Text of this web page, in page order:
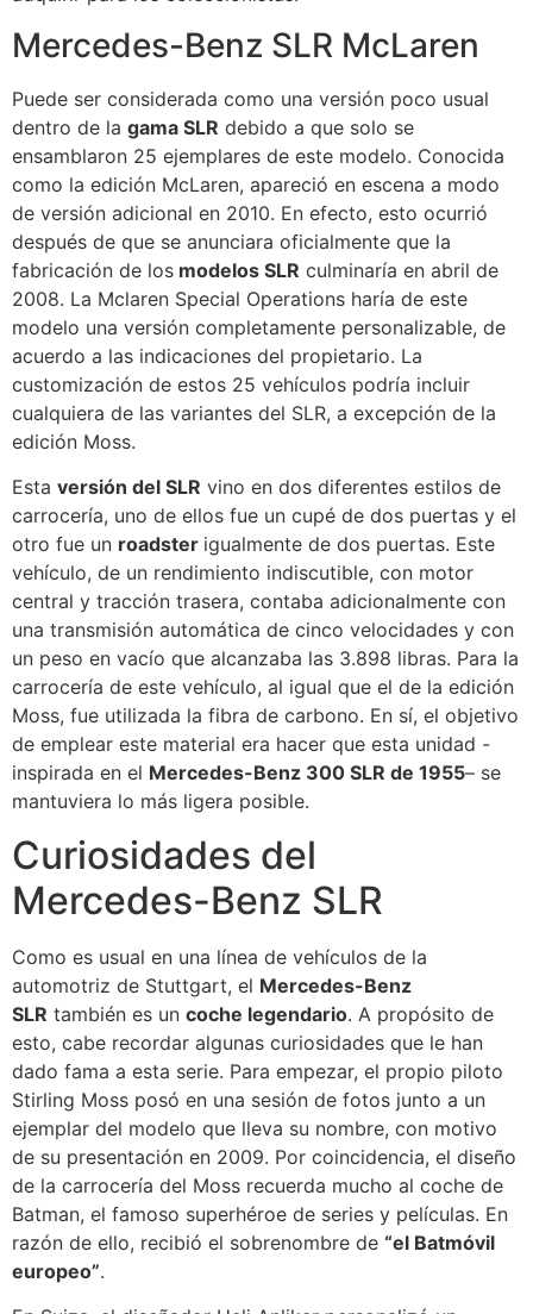
Mercedes-Benz SLR McLaren
Puede ser considerada como una versión poco usual
dentro de la gama SLR debido a que solo se
ensamblaron 25 ejemplares de este modelo. Conocida
como la edición McLaren, apareció en escena a modo
de versión adicional en 2010. En efecto, esto ocurrió
después de que se anunciara oficialmente que la
fabricación de los modelos SLR culminaría en abril de
2008. La Mclaren Special Operations haría de este
modelo una versión completamente personalizable, de
acuerdo a las indicaciones del propietario. La
customización de estos 25 vehículos podría incluir
cualquiera de las variantes del SLR, a excepción de la
edición Moss.
Esta versión del SLR vino en dos diferentes estilos de
carrocería, uno de ellos fue un cupé de dos puertas y el
otro fue un roadster igualmente de dos puertas. Este
vehículo, de un rendimiento indiscutible, con motor
central y tracción trasera, contaba adicionalmente con
una transmisión automática de cinco velocidades y con
un peso en vacío que alcanzaba las 3.898 libras. Para la
carrocería de este vehículo, al igual que el de la edición
Moss, fue utilizada la fibra de carbono. En sí, el objetivo
de emplear este material era hacer que esta unidad -
inspirada en el Mercedes-Benz 300 SLR de 1955– se
mantuviera lo más ligera posible.
Curiosidades del
Mercedes-Benz SLR
Como es usual en una línea de vehículos de la
automotriz de Stuttgart, el Mercedes-Benz
SLR también es un coche legendario. A propósito de
esto, cabe recordar algunas curiosidades que le han
dado fama a esta serie. Para empezar, el propio piloto
Stirling Moss posó en una sesión de fotos junto a un
ejemplar del modelo que lleva su nombre, con motivo
de su presentación en 2009. Por coincidencia, el diseño
de la carrocería del Moss recuerda mucho al coche de
Batman, el famoso superhéroe de series y películas. En
razón de ello, recibió el sobrenombre de “el Batmóvil
europeo”.